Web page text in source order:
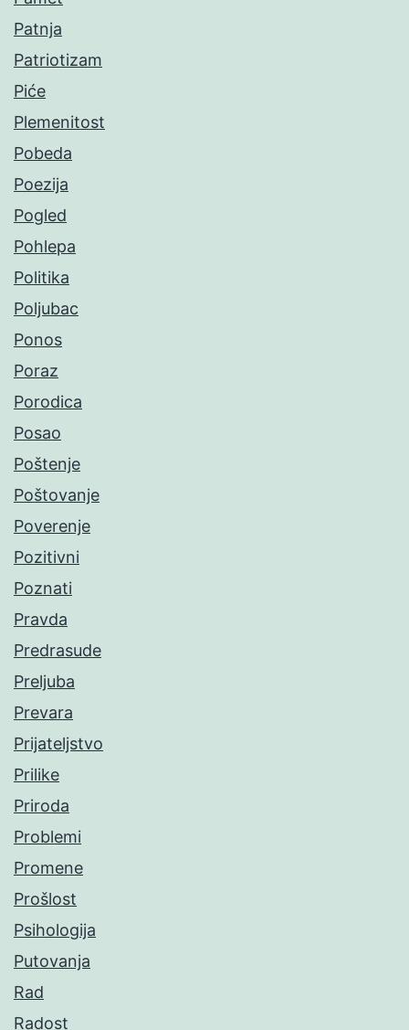
Patnja
Patriotizam
Piće
Plemenitost
Pobeda
Poezija
Pogled
Pohlepa
Politika
Poljubac
Ponos
Poraz
Porodica
Posao
Poštenje
Poštovanje
Poverenje
Pozitivni
Poznati
Pravda
Predrasude
Preljuba
Prevara
Prijateljstvo
Prilike
Priroda
Problemi
Promene
Prošlost
Psihologija
Putovanja
Rad
Radost